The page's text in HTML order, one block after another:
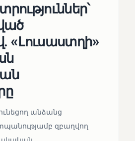
«Լուսաստղի»
անձանց
զբաղվող